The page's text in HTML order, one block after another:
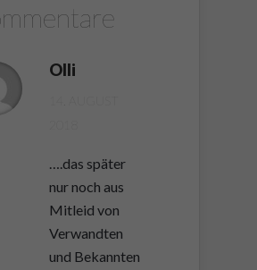
Olli
….das später
nur noch aus
Mitleid von
Verwandten
und Bekannten